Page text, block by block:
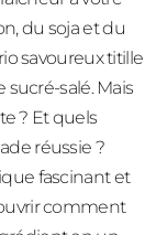
du soja et du
savoureux titille
sucré-salé. Mais
? Et quels
réussie ?
fascinant et
comment